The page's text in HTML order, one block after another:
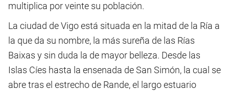
multiplica por veinte su población.
La ciudad de Vigo está situada en la mitad de la Ría a
la que da su nombre, la más sureña de las Rías
Baixas y sin duda la de mayor belleza. Desde las
Islas Cíes hasta la ensenada de San Simón, la cual se
abre tras el estrecho de Rande, el largo estuario